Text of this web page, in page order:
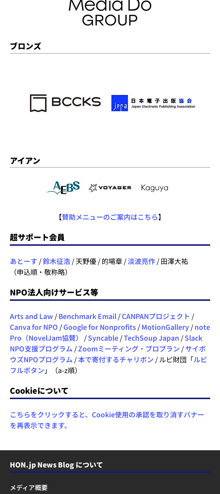
ブロンズ
アイアン
【賛助メニューのご案内はこちら】
超サポート会員
あとーす /鈴木征浩 / 天野優 / 的場章 /淡波亮作 / 田澤大祐
（申込順・敬称略）
NPO法人向けサービス等
Arts and Law / Benchmark Email /CANPANプロジェクト /
Canva for NPO /Google for Nonprofits / MotionGallery / note
Pro（NovelJam協賛）
/Syncable /TechSoup Japan /Slack
NPO支援プログラム /Zoomミーティング・プロプラン /サイボ
ウズNPOプログラム /本で寄付するチャリボン / ルビ財団「ルビ
フルボタン 」（a-z順）
Cookieについて
こちらをクリックすると、Cookie使用の承認を取り消すバナー
を再表示できます。
HON.jp News Blog について
メディア概要